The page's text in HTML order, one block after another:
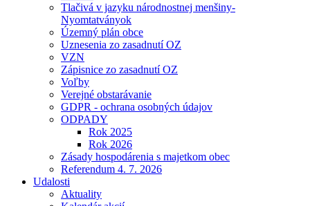
Tlačivá v jazyku národnostnej menšiny-
Nyomtatványok
Územný plán obce
Uznesenia zo zasadnutí OZ
VZN
Zápisnice zo zasadnutí OZ
Voľby
Verejné obstarávanie
GDPR - ochrana osobných údajov
ODPADY
Rok 2025
Rok 2026
Zásady hospodárenia s majetkom obec
Referendum 4. 7. 2026
Udalosti
Aktuality